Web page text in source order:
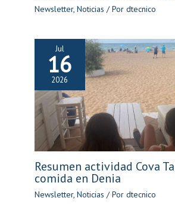
Newsletter, Noticias / Por dtecnico
Jul
16
2026
Resumen actividad Cova
comida en Denia
Newsletter, Noticias / Por dtecnico